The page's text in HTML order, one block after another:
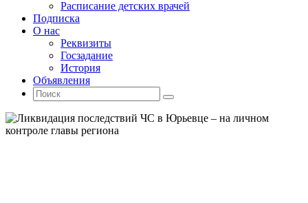
Расписание детских врачей
Подписка
О нас
Реквизиты
Госзадание
История
Объявления
Поиск
Искать:
Поиск